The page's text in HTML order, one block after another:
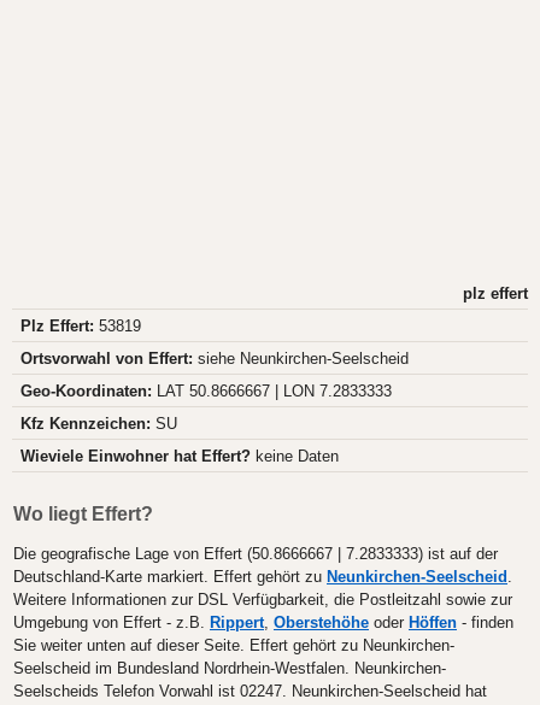
plz effert
Plz Effert: 53819
Ortsvorwahl von Effert: siehe Neunkirchen-Seelscheid
Geo-Koordinaten: LAT 50.8666667 | LON 7.2833333
Kfz Kennzeichen: SU
Wieviele Einwohner hat Effert? keine Daten
Wo liegt Effert?
Die geografische Lage von Effert (50.8666667 | 7.2833333) ist auf der
Deutschland-Karte markiert. Effert gehört zu Neunkirchen-Seelscheid .
Weitere Informationen zur DSL Verfügbarkeit, die Postleitzahl sowie zur
Umgebung von Effert - z.B. Rippert, Oberstehöhe oder Höffen - finden
Sie weiter unten auf dieser Seite. Effert gehört zu Neunkirchen-
Seelscheid im Bundesland Nordrhein-Westfalen. Neunkirchen-
Seelscheids Telefon Vorwahl ist 02247. Neunkirchen-Seelscheid hat